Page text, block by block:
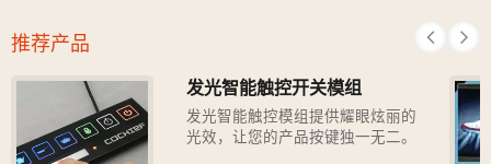
推荐产品
发光智能触控开关模组
发光智能触控模组提供耀眼炫丽的
光效，让您的产品按键独一无二。